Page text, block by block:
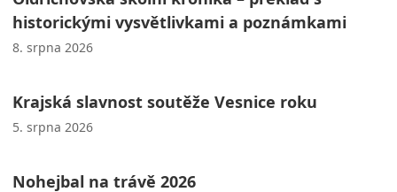
historickými vysvětlivkami a poznámkami
8. srpna 2026
Krajská slavnost soutěže Vesnice roku
5. srpna 2026
Nohejbal na trávě 2026